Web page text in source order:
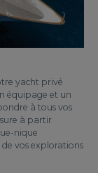
yacht privé
équipage et un
à tous vos
à partir
nique
vos explorations